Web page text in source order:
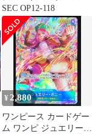
SEC OP12-118
¥ 2,880
ワンピース カードゲー
ム ワンピ ジュエリー・